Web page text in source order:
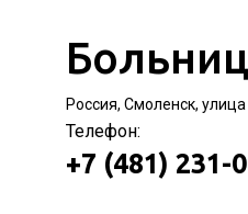
Россия, Смоленск,
Телефон:
+7 (481) 231-